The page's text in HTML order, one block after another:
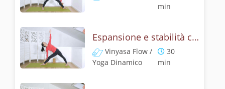
min
Espansione e stabilità con la posizione del triangolo, Utthita Trikonasana
Vinyasa Flow /
Yoga Dinamico
30
min